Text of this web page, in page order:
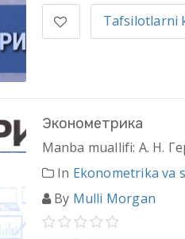
Tafsilotlarni
Эконометрика
Manba muallifi: А. Н.
In Ekonometrika va
By Mulli Morgan